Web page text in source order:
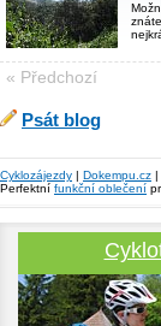
« Předchozí
Psát blog
Cyklozájezdy | Dokempu.cz |
Perfektní funkční oblečení